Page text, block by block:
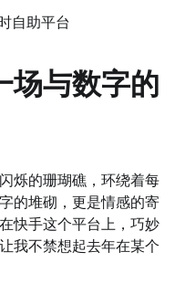
自助平台
场与数字的
烁的珊瑚礁，环绕着每
的堆砌，更是情感的寄
快手这个平台上，巧妙
我不禁想起去年在某个